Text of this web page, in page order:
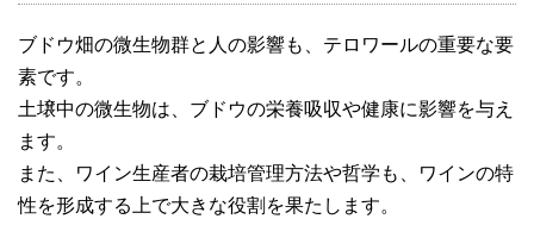
ブドウ畑の微生物群と人の影響も、テロワールの重要な要
素です。
土壌中の微生物は、ブドウの栄養吸収や健康に影響を与え
ます。
また、ワイン生産者の栽培管理方法や哲学も、ワインの特
性を形成する上で大きな役割を果たします。